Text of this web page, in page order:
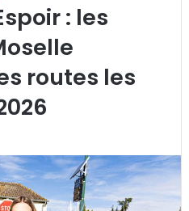
: les
routes les